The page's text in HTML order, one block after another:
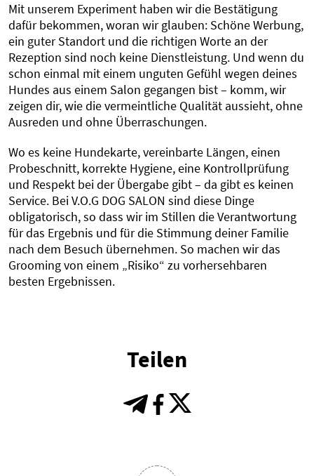
Mit unserem Experiment haben wir die Bestätigung
dafür bekommen, woran wir glauben: Schöne Werbung,
ein guter Standort und die richtigen Worte an der
Rezeption sind noch keine Dienstleistung. Und wenn du
schon einmal mit einem unguten Gefühl wegen deines
Hundes aus einem Salon gegangen bist – komm, wir
zeigen dir, wie die vermeintliche Qualität aussieht, ohne
Ausreden und ohne Überraschungen.
Wo es keine Hundekarte, vereinbarte Längen, einen
Probeschnitt, korrekte Hygiene, eine Kontrollprüfung
und Respekt bei der Übergabe gibt – da gibt es keinen
Service. Bei V.O.G DOG SALON sind diese Dinge
obligatorisch, so dass wir im Stillen die Verantwortung
für das Ergebnis und für die Stimmung deiner Familie
nach dem Besuch übernehmen. So machen wir das
Grooming von einem „Risiko“ zu vorhersehbaren
besten Ergebnissen.
Teilen